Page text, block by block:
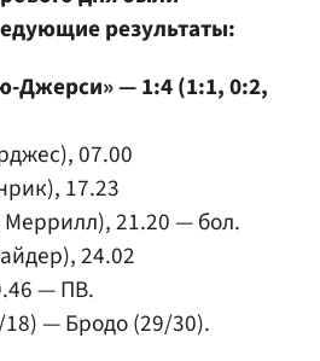
результаты:
Джерси» — 1:4 (1:1, 0:2,
07.00
17.23
21.20 — бол.
24.02
— ПВ.
— Бродо (29/30).